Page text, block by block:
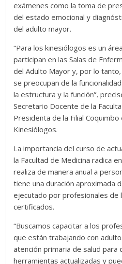
exámenes como la toma de
del estado emocional y
del adulto mayor.
“Para los kinesiólogos es un
participan en las Salas de
del Adulto Mayor y, por lo
se preocupan de la
la estructura y la función”,
Secretario Docente de la
Presidenta de la Filial Coquimbo
Kinesiólogos.
La importancia del curso de
la Facultad de Medicina radica
realiza de manera anual a
tiene una duración aproximada
ejecutado por profesionales de
certificados.
“Buscamos capacitar a los
que están trabajando con
atención primaria de salud para
herramientas actualizadas y